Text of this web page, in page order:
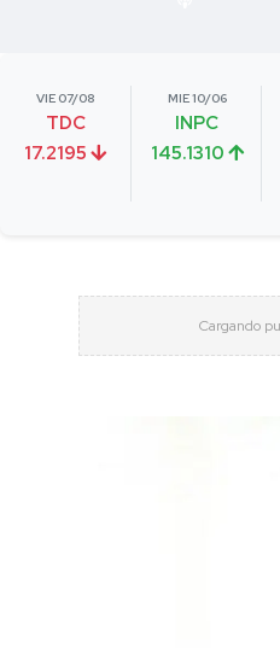
VIE 07/08
TDC
17.2195
MIE 10/06
INPC
145.1310